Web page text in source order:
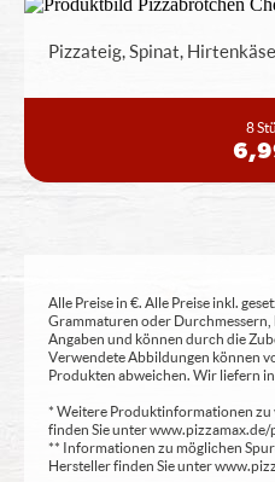
Pizzateig, Spinat,
8
Alle Preise in €. Alle Preise inkl.
Grammaturen oder Durchmessern,
Angaben und können durch die
Verwendete Abbildungen können
Produkten abweichen. Wir liefern
* Weitere Produktinformationen
finden Sie unter
** Informationen zu möglichen
Hersteller finden Sie unter